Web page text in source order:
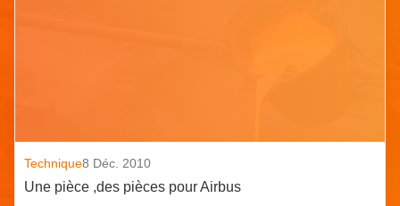
Technique8 Déc. 2010
Une pièce ,des pièces pour Airbus